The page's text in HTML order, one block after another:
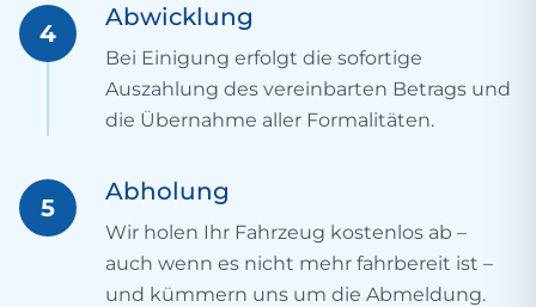
4
Abwicklung
Bei Einigung erfolgt die sofortige
Auszahlung des vereinbarten Betrags und
die Übernahme aller Formalitäten.
5
Abholung
Wir holen Ihr Fahrzeug kostenlos ab –
auch wenn es nicht mehr fahrbereit ist –
und kümmern uns um die Abmeldung.